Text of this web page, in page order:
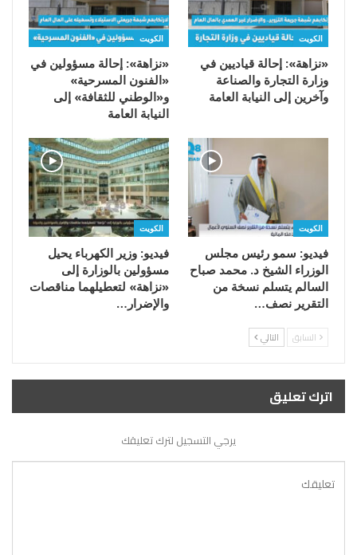
الكويت
«نزاهة»: إحالة قياديين في
وزارة التجارة والصناعة
وآخرين إلى النيابة العامة
الكويت
«نزاهة»: إحالة مسؤولين في
«الفنون المسرحية»
و«الوطني للثقافة» إلى
النيابة العامة
الكويت
فيديو: سمو رئيس مجلس
الوزراء الشيخ د. محمد صباح
السالم يتسلم نسخة من
التقرير نصف…
الكويت
فيديو: وزير الكهرباء يحيل
مسؤولين بالوزارة إلى
«نزاهة» لتعطيلهما مناقصات
والإضرار…
السابق التالي
اترك تعليق
يرجي التسجيل لترك تعليقك